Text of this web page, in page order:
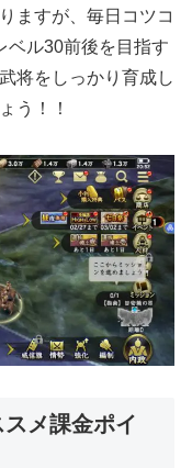
ますが、毎日コツコ
ベル30前後を目指す
将をしっかり育成し
う！！
スメ課金ポイ